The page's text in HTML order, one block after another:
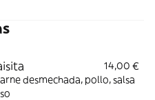
14,00 €
desmechada, pollo, salsa